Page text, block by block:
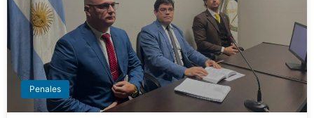
Penales